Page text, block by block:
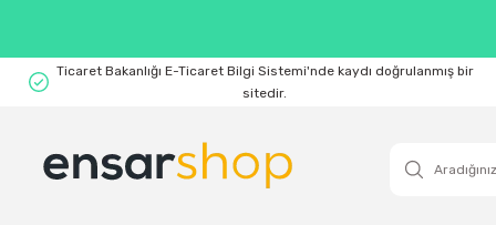
Ticaret Bakanlığı E-Ticaret Bilgi Sistemi'nde kaydı doğrulanmış bir
sitedir.